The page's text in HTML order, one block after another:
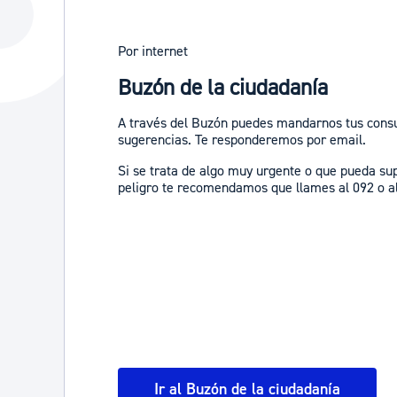
La ciudad ahora
Descubre la ciudad
La ciudad futura
Agenda
Por internet
Buzón de la ciudadanía
A través del Buzón puedes mandarnos tus
sugerencias. Te responderemos por email.
Si se trata de algo muy urgente o que pueda
peligro te recomendamos que llames al 092 o
Ir al Buzón de la ciudadanía